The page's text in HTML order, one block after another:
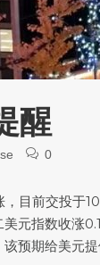
醒
0
，目前交投于
美元指数收涨
预期给美元